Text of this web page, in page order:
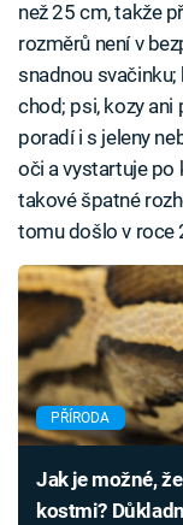
než 25 cm, takže
rozměrů není v
snadnou
chod; psi, kozy
poradí i s jeleny
oči a vystartuje po
takové špatné
tomu došlo v roce
PŘÍRODA
Jak je možné,
kostmi?